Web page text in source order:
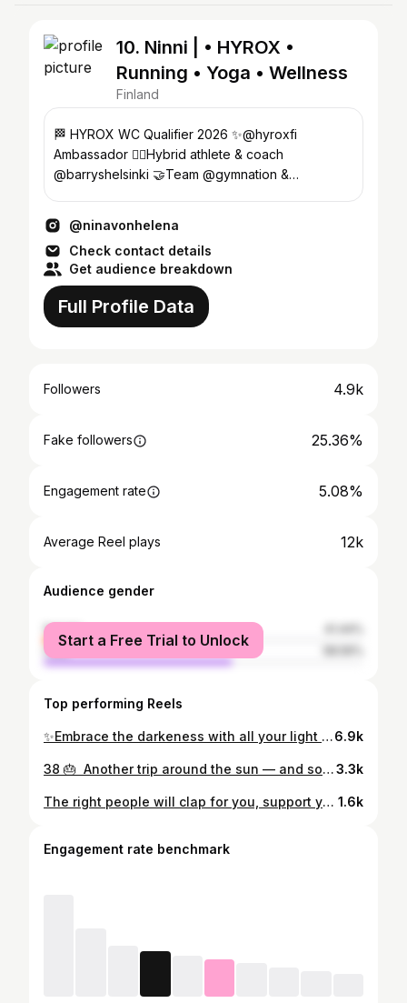
10. Ninni | • HYROX •
Running • Yoga • Wellness
Finland
🏁 HYROX WC Qualifier 2026 ✨@hyroxfi
Ambassador 🏃‍♀️Hybrid athlete & coach
@barryshelsinki 🤝Team @gymnation &
@ninavonhelena
Check contact details
Get audience breakdown
Full Profile Data
Followers 4.9k
Fake followers 25.36%
Engagement rate 5.08%
Average Reel plays 12k
Audience gender
female
male
Start a Free Trial to Unlock
Top performing Reels
✨Embrace the darkeness with all your light ✨ Unfiltered real raw authentic journey about my past. Let my story be the trigger/sign/inspiration for you to go towards your purpose/dreams NOW❤️ not when you retire.. I’m so tired of being afraid how new people would react when they’d found out about my past. My past doesn’t define me, it has only made me stronger and even more resilient. Lost some people during that difficult rollercoaster-period, but other than that, that girl is still the same Ninni, even tho the look differs throughout the reel. Let me tell you, that girl has gone through the hell, I can say I’m SO proud of her🫶 Since then, I’ve tried to ditch the fear-based life and focus on what all could go right if I would just follow my heart & intuition. It has led me to where I am now and I feel calm & confident about what future holds for me❤️ I hope I could give the same trust & hope to everyone else without going through hardships themselfs, I genuinly feel that’s my purpose✨ If you feel little bit lost with your direction or need a guidance, maybe in the future I may be able to help you with that more 🥰 to be continued..🤫 . . . #mindset #cancersurvivor #myjourney #yogawithninni #motivation #lovebasedliving #joyfullife #mypurpose #lifeaftercancer #healthadvocate #healthandwellness #happyheart #transformation #innergrowth #resilience #nakedtruth #lifeisamiracle #selfacceptance #rawandunfiltered #dreamlifestyle #breastcancerunder40 #authenticself6.9k
38 🎂 Another trip around the sun — and somehow I feel stronger, calmer, and more me than ever before. Aging really is a privilege (and also… who knew you could feel this good in your late 30s?). Every year adds a few more lessons, brings a little more wisdom and a lot more clarity about what truly matters. I’m learning to trust the quiet pull of what lights me up — to shape a life that feels true, meaningful, and authentic mine. Life built on the things I love, investing in genuine relationships , communities I feel seen & heard, the things that keep me curious and the things that make me feel alive. I no longer try to chase or try to prove anything, just living life fully guided by my heart. Age might keep moving forward, but my spirit clearly missed the memo — I’m still fueled by the same fire, curiosity, and playfulness I had in my twenties (just with better recovery routines and wiser boundaries ;) Here’s to growing older and wiser — and still daring to dream big and not being afraid to say it out loud ✨ And yes, still a true Libra — balancing it all while being indecisive af about everything else but tonight’s dinner plans. ♎️😂 Ps. I miss my island home like crazy 🐚🌊🌸 🤍 . . . #38andthriving #StrongAtEveryAge #HolisticLiving #AgelessEnergy #GrowWiserNotOlder #AuthenticLiving #MindBodyStrong #JoyfulAging #WellnessJourney #StillBecoming #WomensWellness #HYROXWomen #HybridAthlete #HybridGirls #BirthdayGirl #libraseason♎️ #balibeaches #baliliving3.3k
The right people will clap for you, support you and remind you what you’re capable of🫶 Send this to your biggest supporter 🤍 You’re about to witness some next-level girl power really soon 👀✨🤫 @hyroxfi @hyroxbaltics . . . #hyroxwomen #girlpower #supportovercompetition #hyroxathlete #hyroxcommunity 1.6k
Engagement rate benchmark